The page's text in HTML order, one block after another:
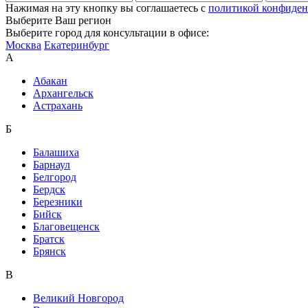
Нажимая на эту кнопку вы соглашаетесь c политикой
Выберите Ваш регион
Выберите город для консультации в офисе:
Москва Екатеринбург
А
Абакан
Архангельск
Астрахань
Б
Балашиха
Барнаул
Белгород
Бердск
Березники
Бийск
Благовещенск
Братск
Брянск
В
Великий Новгород